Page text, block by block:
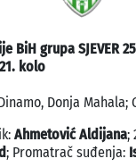
BiH grupa SJEVER
21. kolo
Donja Mahala;
Ahmetović Aldijana;
; Promatrač suđenja: